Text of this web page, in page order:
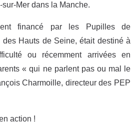
Mer dans la Manche.
financé par les Pupilles de
des Hauts de Seine, était destiné à
ou récemment arrivées en
« qui ne parlent pas ou mal le
Charmoille, directeur des PEP
action !